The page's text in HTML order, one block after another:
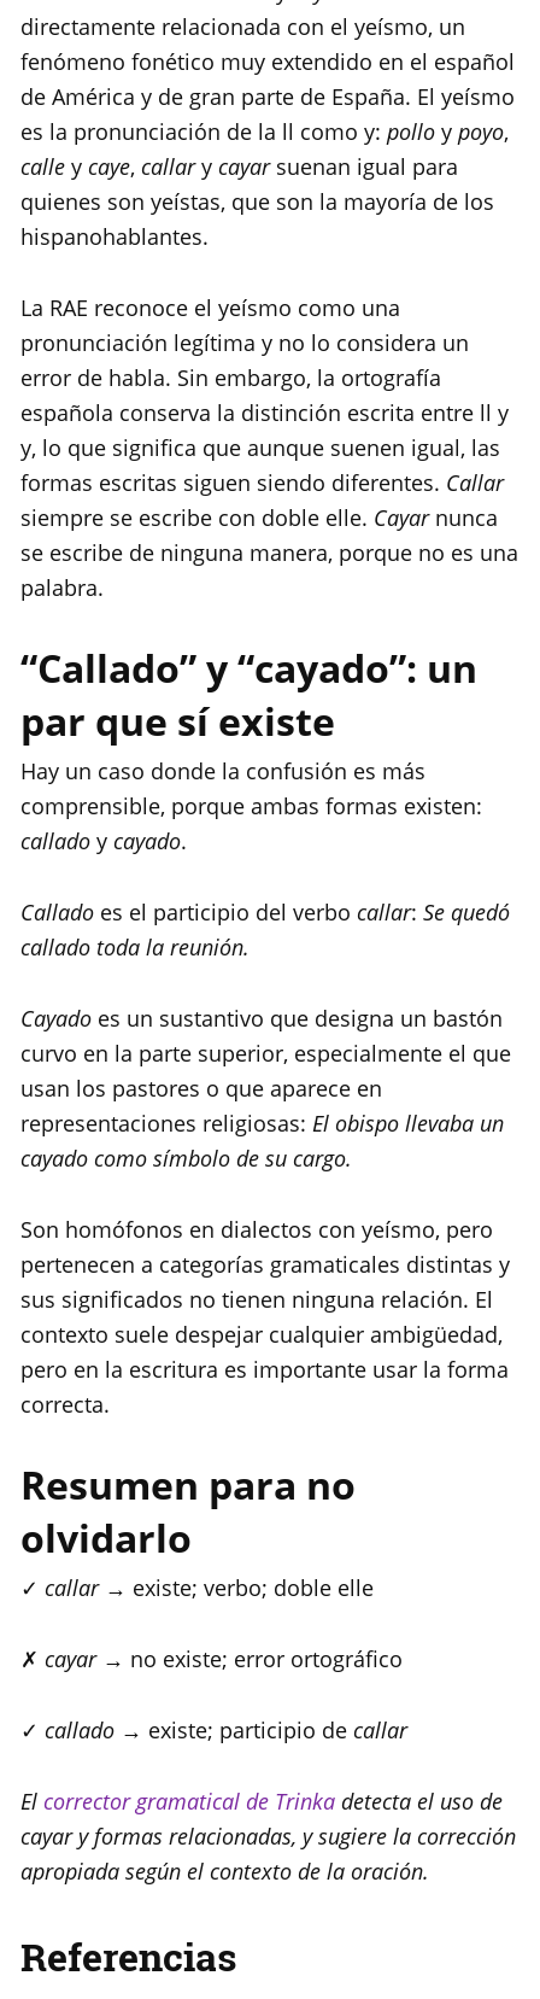
directamente relacionada con el yeísmo, un
fenómeno fonético muy extendido en el español
de América y de gran parte de España. El yeísmo
es la pronunciación de la ll como y: pollo y poyo,
calle y caye, callary cayarsuenan igual para
quienes son yeístas, que son la mayoría de los
hispanohablantes.
La RAE reconoce el yeísmo como una
pronunciación legítima y no lo considera un
error de habla. Sin embargo, la ortografía
española conserva la distinción escrita entre ll y
y, lo que significa que aunque suenen igual, las
formas escritas siguen siendo diferentes. Callar
siempre se escribe con doble elle. Cayarnunca
se escribe de ninguna manera, porque no es una
palabra.
“Callado” y “cayado”: un
par que sí existe
Hay un caso donde la confusión es más
comprensible, porque ambas formas existen:
callado y cayado.
Callado es el participio del verbo callar: Se quedó
callado toda la reunión.
Cayado es un sustantivo que designa un bastón
curvo en la parte superior, especialmente el que
usan los pastores o que aparece en
representaciones religiosas: El obispo llevaba un
cayado como símbolo de su cargo.
Son homófonos en dialectos con yeísmo, pero
pertenecen a categorías gramaticales distintas y
sus significados no tienen ninguna relación. El
contexto suele despejar cualquier ambigüedad,
pero en la escritura es importante usar la forma
correcta.
Resumen para no
olvidarlo
✓ callar→ existe; verbo; doble elle
✗ cayar→ no existe; error ortográfico
✓ callado → existe; participio de callar
El correctorgramatical de Trinka detecta el uso de
cayar y formas relacionadas, y sugiere la corrección
apropiada según el contexto de la oración.
Referencias